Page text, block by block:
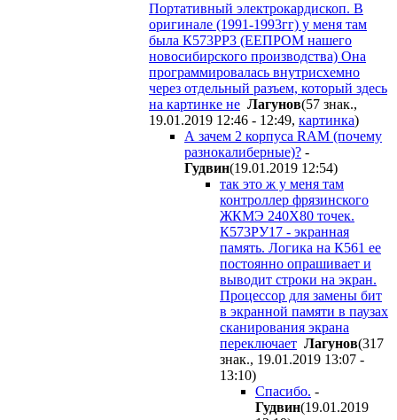
Портативный электрокардископ. В
оригинале (1991-1993гг) у меня там
была К573РР3 (ЕЕПРОМ нашего
новосибирского производства) Она
программировалась внутрисхемно
через отдельный разъем, который здесь
на картинке не Лагунов(57 знак.,
19.01.2019 12:46 - 12:49, картинка)
А зачем 2 корпуса RAM (почему
разнокалиберные)? -
Гудвин(19.01.2019 12:54)
так это ж у меня там
контроллер фрязинского
ЖКМЭ 240Х80 точек.
К573РУ17 - экранная
память. Логика на К561 ее
постоянно опрашивает и
выводит строки на экран.
Процессор для замены бит
в экранной памяти в паузах
сканирования экрана
переключает Лагунов(317
знак., 19.01.2019 13:07 -
13:10)
Спасибо. -
Гудвин(19.01.2019